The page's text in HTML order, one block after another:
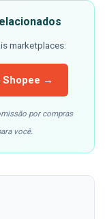
marketplaces:
Shopee →
por compras
você.